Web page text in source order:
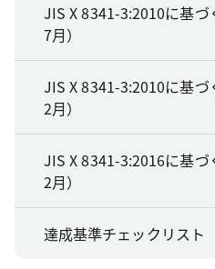
JIS X 8341-3:2010に基
7月）
JIS X 8341-3:2010に基
2月）
JIS X 8341-3:2016に基
2月）
達成基準チェックリスト